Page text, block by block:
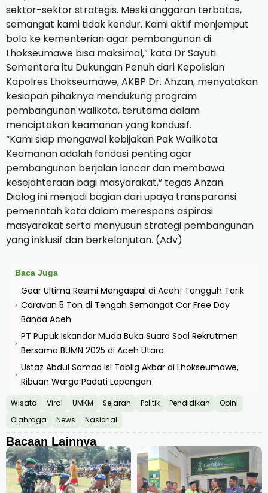
sektor-sektor strategis. Meski anggaran terbatas,
semangat kami tidak kendur. Kami aktif menjemput
bola ke kementerian agar pembangunan di
Lhokseumawe bisa maksimal,” kata Dr Sayuti.
Sementara itu Dukungan Penuh dari Kepolisian
Kapolres Lhokseumawe, AKBP Dr. Ahzan, menyatakan
kesiapan pihaknya mendukung program
pembangunan walikota, terutama dalam
menciptakan keamanan yang kondusif.
“Kami siap mengawal kebijakan Pak Walikota.
Keamanan adalah fondasi penting agar
pembangunan berjalan lancar dan membawa
kesejahteraan bagi masyarakat,” tegas Ahzan.
Dialog ini menjadi bagian dari upaya transparansi
pemerintah kota dalam merespons aspirasi
masyarakat serta menyusun strategi pembangunan
yang inklusif dan berkelanjutan. (Adv)
Baca Juga
›
Gear Ultima Resmi Mengaspal di Aceh! Tangguh Tarik
Caravan 5 Ton di Tengah Semangat Car Free Day
Banda Aceh
›
PT Pupuk Iskandar Muda Buka Suara Soal Rekrutmen
Bersama BUMN 2025 di Aceh Utara
›
Ustaz Abdul Somad Isi Tablig Akbar di Lhokseumawe,
Ribuan Warga Padati Lapangan
Wisata Viral UMKM Sejarah Politik Pendidikan
Opini
Olahraga
News Nasional
Bacaan Lainnya